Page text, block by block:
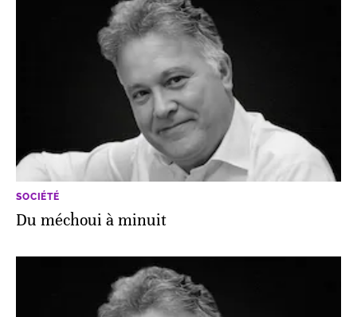
SOCIÉTÉ
Du méchoui à minuit